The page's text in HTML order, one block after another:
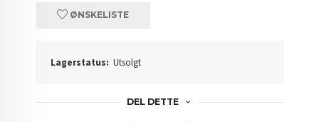
ØNSKELISTE
Lagerstatus: Utsolgt
DEL DETTE